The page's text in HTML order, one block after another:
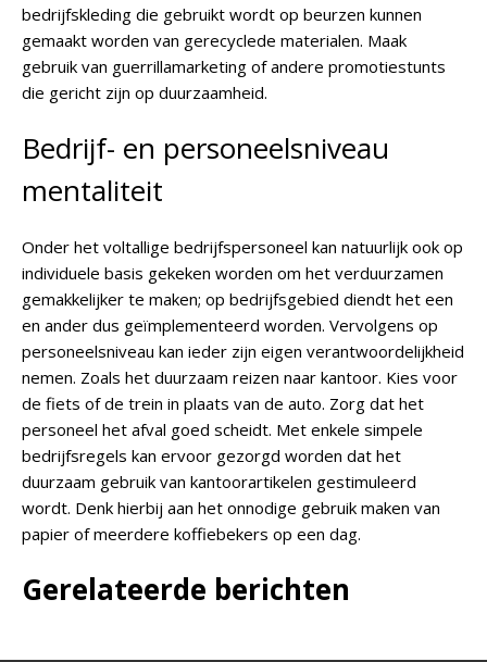
bedrijfskleding die gebruikt wordt op beurzen kunnen
gemaakt worden van gerecyclede materialen. Maak
gebruik van guerrillamarketing of andere promotiestunts
die gericht zijn op duurzaamheid.
Bedrijf- en personeelsniveau
mentaliteit
Onder het voltallige bedrijfspersoneel kan natuurlijk ook op
individuele basis gekeken worden om het verduurzamen
gemakkelijker te maken; op bedrijfsgebied diendt het een
en ander dus geïmplementeerd worden. Vervolgens op
personeelsniveau kan ieder zijn eigen verantwoordelijkheid
nemen. Zoals het duurzaam reizen naar kantoor. Kies voor
de fiets of de trein in plaats van de auto. Zorg dat het
personeel het afval goed scheidt. Met enkele simpele
bedrijfsregels kan ervoor gezorgd worden dat het
duurzaam gebruik van kantoorartikelen gestimuleerd
wordt. Denk hierbij aan het onnodige gebruik maken van
papier of meerdere koffiebekers op een dag.
Gerelateerde berichten